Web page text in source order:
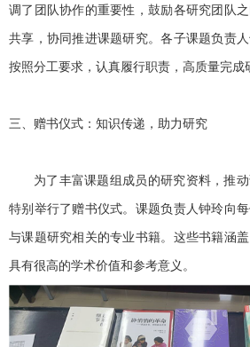
调了团队协作的重要性，鼓励各研究团队
共享，协同推进课题研究。各子课题负责
按照分工要求，认真履行职责，高质量完成
三、赠书仪式：知识传递，助力研究
为了丰富课题组成员的研究资料，推
特别举行了赠书仪式。课题负责人钟玲向
与课题研究相关的专业书籍。这些书籍涵
具有很高的学术价值和参考意义。